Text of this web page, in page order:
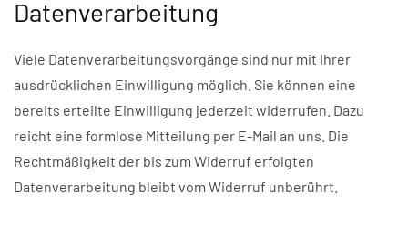
Datenverarbeitung
Viele Datenverarbeitungsvorgänge sind nur mit Ihrer
ausdrücklichen Einwilligung möglich. Sie können eine
bereits erteilte Einwilligung jederzeit widerrufen. Dazu
reicht eine formlose Mitteilung per E-Mail an uns. Die
Rechtmäßigkeit der bis zum Widerruf erfolgten
Datenverarbeitung bleibt vom Widerruf unberührt.